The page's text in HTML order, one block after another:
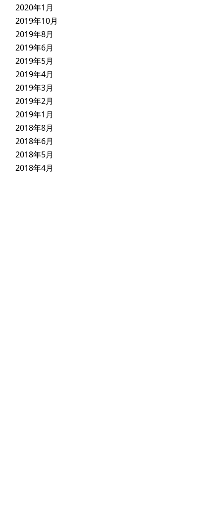
2020年1月
2019年10月
2019年8月
2019年6月
2019年5月
2019年4月
2019年3月
2019年2月
2019年1月
2018年8月
2018年6月
2018年5月
2018年4月